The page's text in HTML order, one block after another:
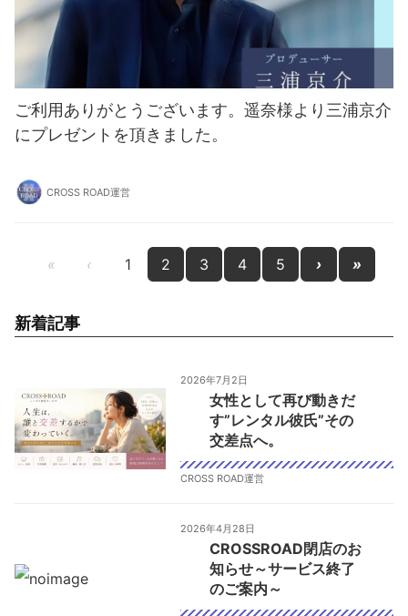
ご利用ありがとうございます。遥奈様より三浦京介
にプレゼントを頂きました。
CROSS ROAD運営
« ‹ 1 2 3 4 5 › »
新着記事
2026年7月2日
女性として再び動きだ
す”レンタル彼氏”その
交差点へ。
CROSS ROAD運営
2026年4月28日
CROSSROAD閉店のお
知らせ～サービス終了
のご案内～